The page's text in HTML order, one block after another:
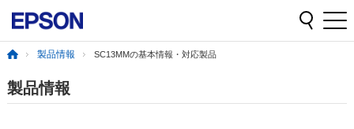
製品情報 SC13MMの基本情報・対応製品
製品情報